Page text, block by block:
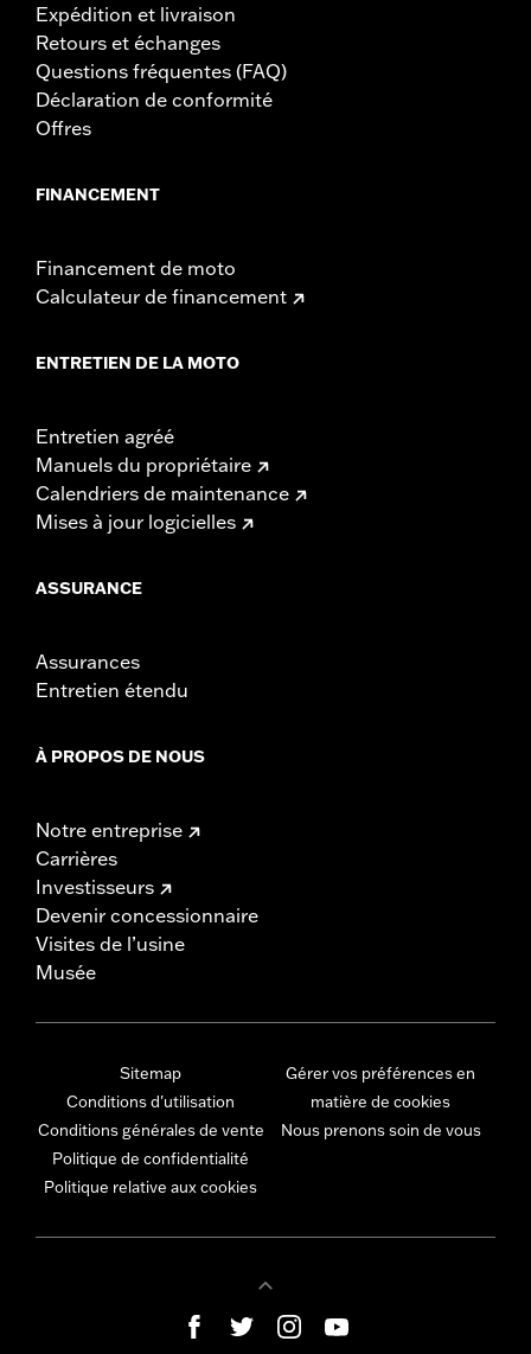
Expédition et livraison
Retours et échanges
Questions fréquentes (FAQ)
Déclaration de conformité
Offres
FINANCEMENT
Financement de moto
Calculateur de financement
ENTRETIEN DE LA MOTO
Entretien agréé
Manuels du propriétaire
Calendriers de maintenance
Mises à jour logicielles
ASSURANCE
Assurances
Entretien étendu
À PROPOS DE NOUS
Notre entreprise
Carrières
Investisseurs
Devenir concessionnaire
Visites de l’usine
Musée
Sitemap
Conditions d'utilisation
Conditions générales de vente
Politique de confidentialité
Politique relative aux cookies
Gérer vos préférences en
matière de cookies
Nous prenons soin de vous